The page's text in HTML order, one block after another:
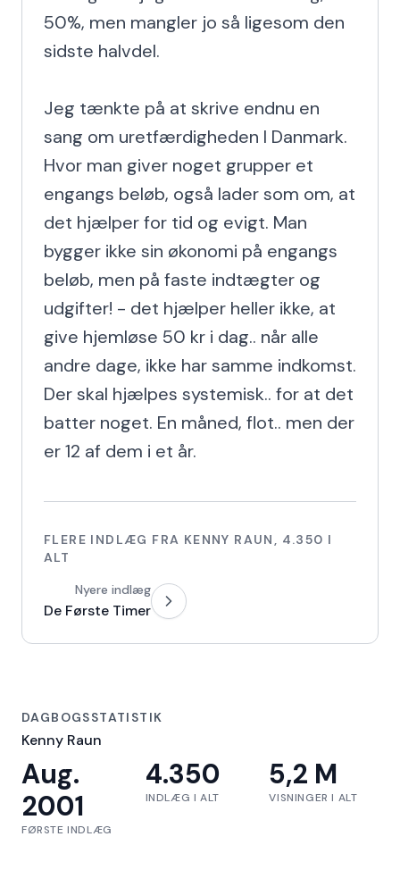
50%, men mangler jo så ligesom den
sidste halvdel.
Jeg tænkte på at skrive endnu en
sang om uretfærdigheden I Danmark.
Hvor man giver noget grupper et
engangs beløb, også lader som om, at
det hjælper for tid og evigt. Man
bygger ikke sin økonomi på engangs
beløb, men på faste indtægter og
udgifter! - det hjælper heller ikke, at
give hjemløse 50 kr i dag.. når alle
andre dage, ikke har samme indkomst.
Der skal hjælpes systemisk.. for at det
batter noget. En måned, flot.. men der
er 12 af dem i et år.
FLERE INDLÆG FRA KENNY RAUN , 4.350 I
ALT
Nyere indlæg
De Første Timer
DAGBOGSSTATISTIK
Kenny Raun
Aug.
2001
FØRSTE INDLÆG
4.350
INDLÆG I ALT
5,2 M
VISNINGER I ALT